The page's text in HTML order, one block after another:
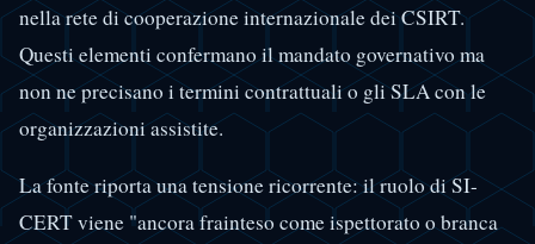
nella rete di cooperazione internazionale dei CSIRT.
Questi elementi confermano il mandato governativo ma
non ne precisano i termini contrattuali o gli SLA con le
organizzazioni assistite.
La fonte riporta una tensione ricorrente: il ruolo di SI-
CERT viene "ancora frainteso come ispettorato o branca